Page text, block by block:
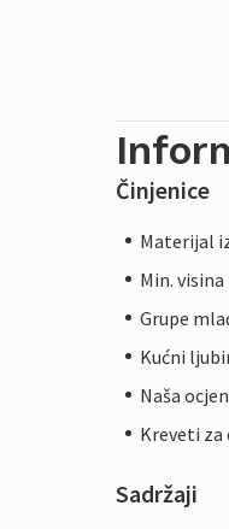
Činjenice
Materijal
Min.
Grupe
Kućni
Naša
Kreveti za
Sadržaji